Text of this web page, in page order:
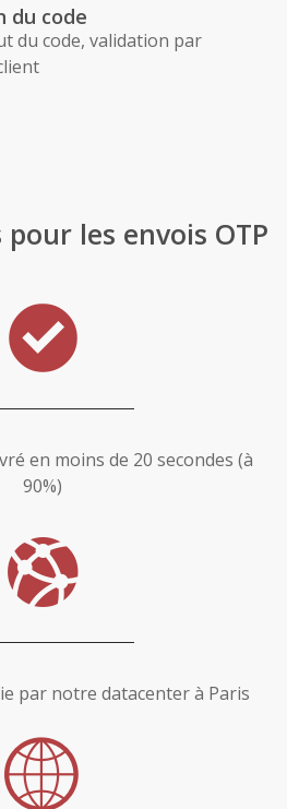
du code
du code, validation par
pour les envois OTP
en moins de 20 secondes (à
90%)
par notre datacenter à Paris